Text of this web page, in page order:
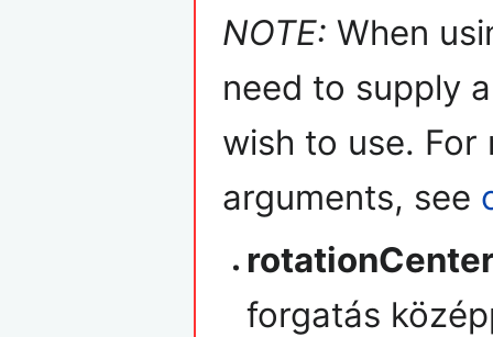
NOTE: When
need to supply
wish to use.
arguments, see
forgatás